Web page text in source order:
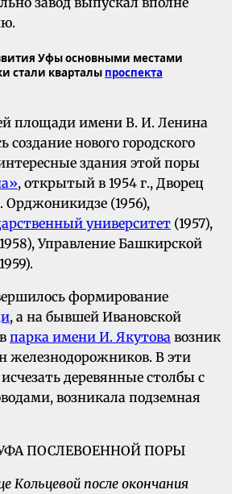
Уфы основными местами
стали кварталы проспекта
площади имени В. И. Ленина
создание нового городского
здания этой поры
, открытый в 1954 г., Дворец
(1956),
университет (1957),
Управление Башкирской
формирование
, а на бывшей Ивановской
парка имени И. Якутова возник
железнодорожников. В эти
деревянные столбы с
возникала подземная
Кольцевой после окончания